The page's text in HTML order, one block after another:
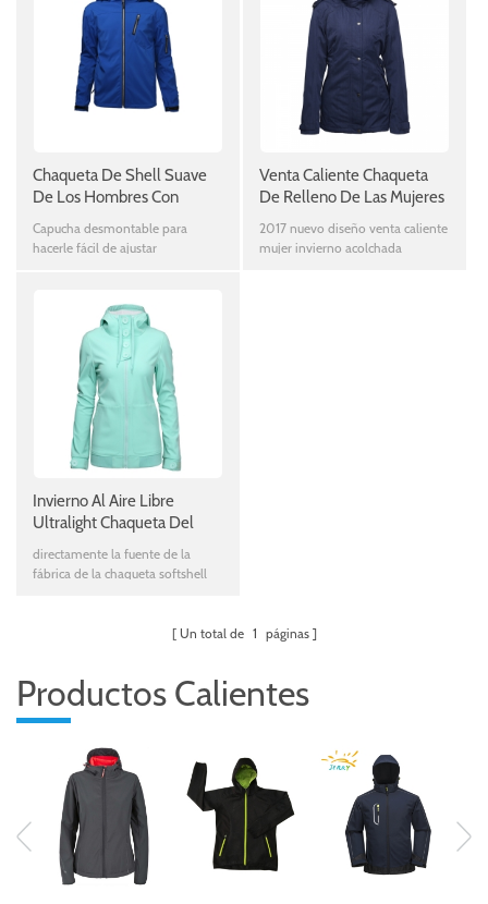
Chaqueta De Shell Suave
De Los Hombres Con
Capucha Desmontable
Capucha desmontable para
hacerle fácil de ajustar
Venta Caliente Chaqueta
De Relleno De Las Mujeres
2017 nuevo diseño venta caliente
mujer invierno acolchada
Invierno Al Aire Libre
Ultralight Chaqueta Del
Softshell De Las Mujeres
directamente la fuente de la
fábrica de la chaqueta softshell
Un total de 1 páginas
Productos Calientes